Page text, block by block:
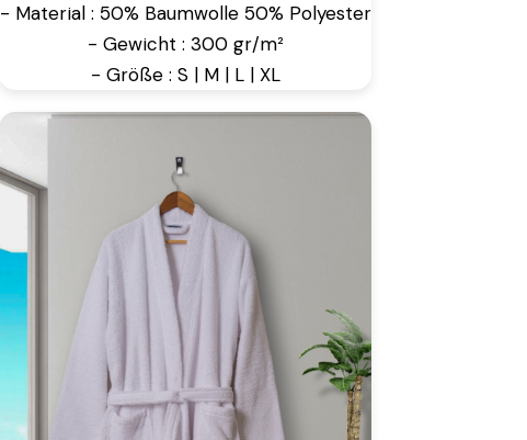
- Material : 50% Baumwolle 50% Polyester
- Gewicht : 300 gr/m²
- Größe : S | M | L | XL